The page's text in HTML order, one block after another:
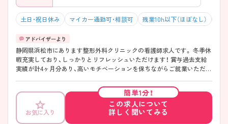
土日・祝日休み マイカー通勤可・相談可 残業10h以下（ほぼなし）
静岡県浜松市にあります整形外科クリニックの看護師求人です。 冬季休
暇充実しており、しっかりとリフレッシュいただけます！ 賞与過去支給
実績が計4ヶ月分あり、高いモチベーションを保ちながらご就業いただけ
たしますのでお気軽にご相談下さい。
お気に入り
簡単1分！
この求人について
詳しく聞いてみる